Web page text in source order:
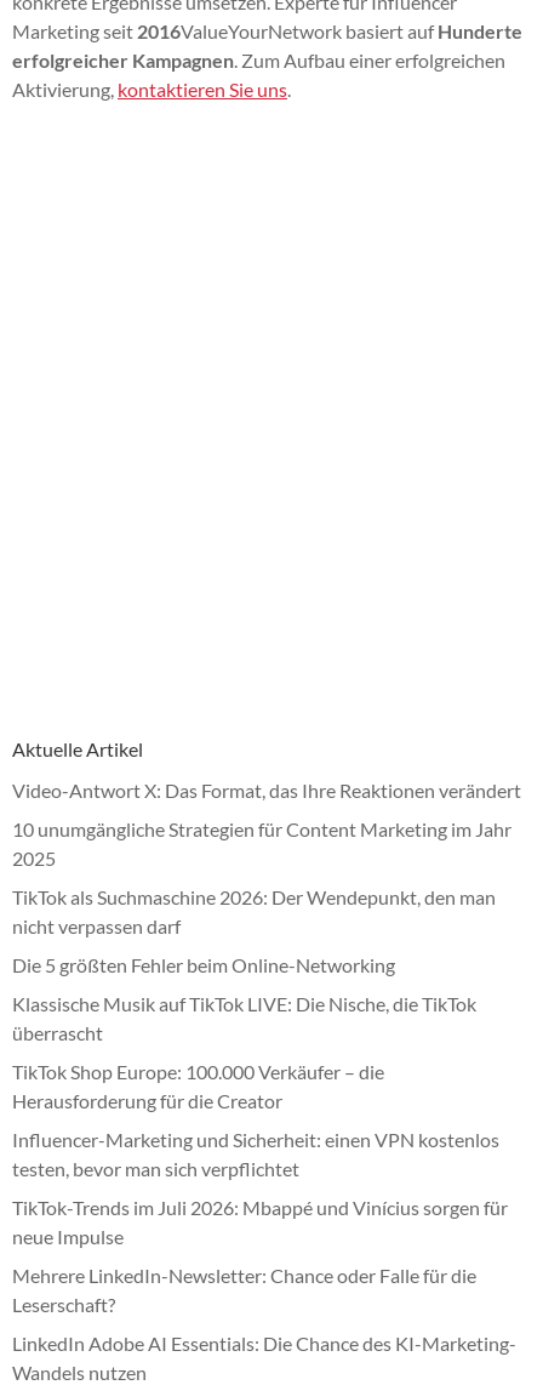
Marketing seit 2016ValueYourNetwork basiert aufHunderte
erfolgreicher Kampagnen . Zum Aufbau einer erfolgreichen
Aktivierung, kontaktieren Sie uns
Aktuelle Artikel
Video-Antwort X: Das Format, das Ihre Reaktionen verändert
10 unumgängliche Strategien für Content Marketing im Jahr
2025
TikTok als Suchmaschine 2026: Der Wendepunkt, den man
nicht verpassen darf
Die 5 größten Fehler beim Online-Networking
Klassische Musik auf TikTok LIVE: Die Nische, die TikTok
überrascht
TikTok Shop Europe: 100.000 Verkäufer – die
Herausforderung für die Creator
Influencer-Marketing und Sicherheit: einen VPN kostenlos
testen, bevor man sich verpflichtet
TikTok-Trends im Juli 2026: Mbappé und Vinícius sorgen für
neue Impulse
Mehrere LinkedIn-Newsletter: Chance oder Falle für die
Leserschaft?
LinkedIn Adobe AI Essentials: Die Chance des KI-Marketing-
Wandels nutzen